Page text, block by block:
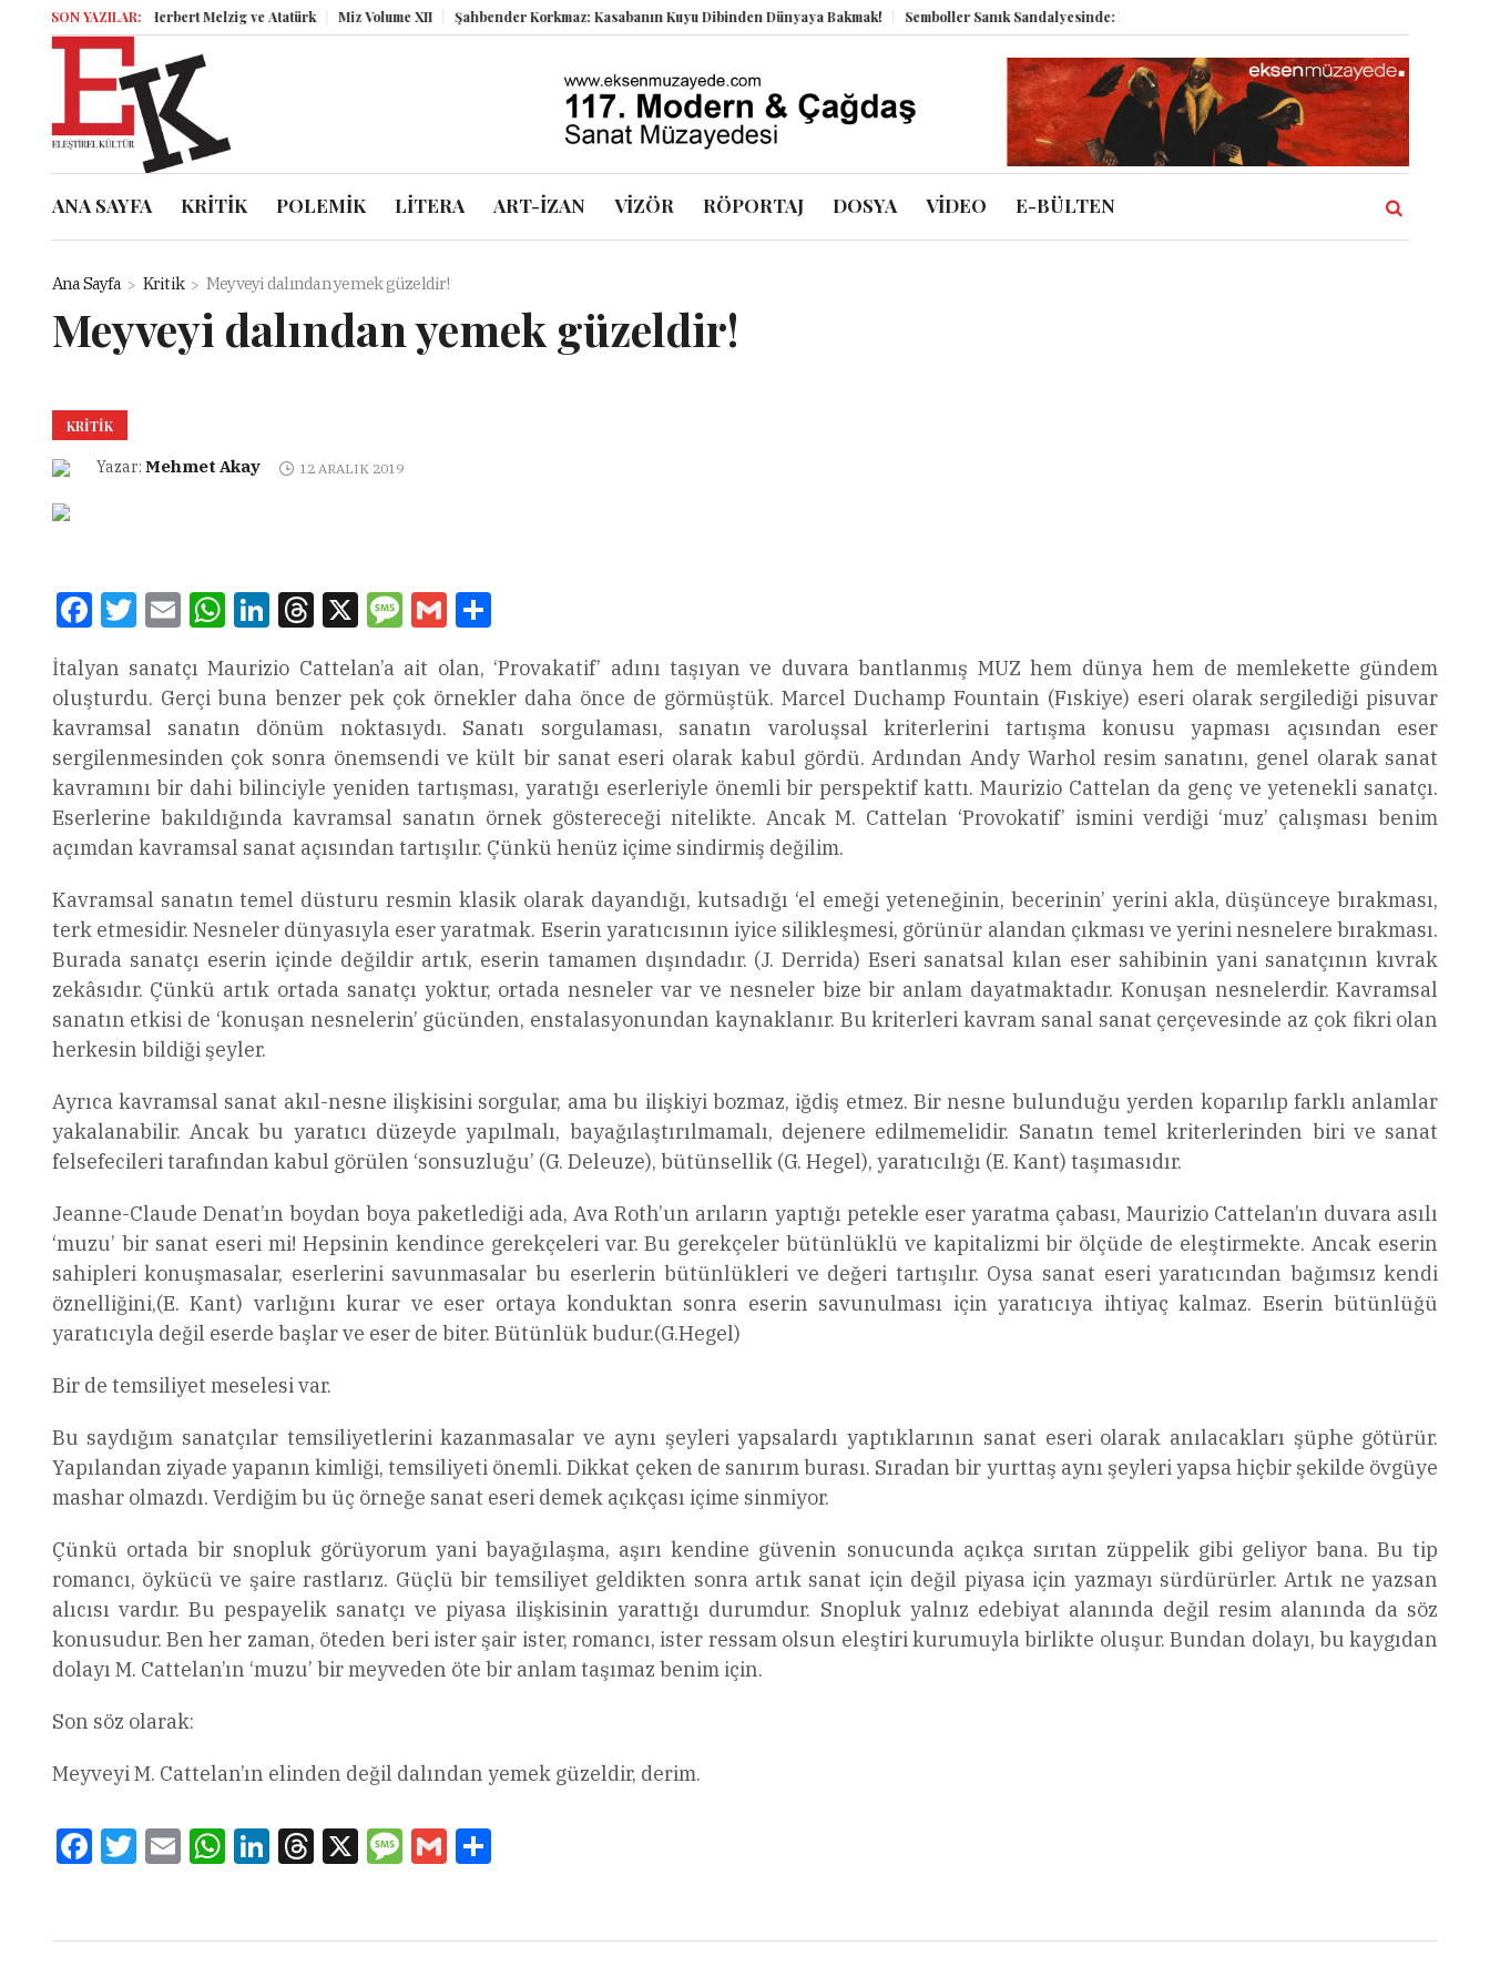
SON YAZILAR:Herbert Melzig ve Atatürk Miz Volume XII Şahbender Korkmaz: Kasabanın Kuyu Dibinden Dünyaya Bakmak! Semboller Sanık Sandalyesinde: Epstein vakası kadim tanrıları nasıl komplo kanıtına
ANA SAYFA KRİTİK POLEMİK LİTERA ART-İZAN VİZÖR RÖPORTAJ DOSYA VİDEO E-BÜLTEN
Ana Sayfa Kritik Meyveyi dalından yemek güzeldir!
Meyveyi dalından yemek güzeldir!
KRITIK
Yazar: Mehmet Akay 12 ARALIK 2019
FacebookTwitterEmail WhatsAppLinkedInThreads
X Message
Gmail
İtalyan sanatçı Maurizio Cattelan’a ait olan, ‘Provakatif’ adını taşıyan ve duvara bantlanmış MUZ hem dünya hem de memlekette gündem
oluşturdu. Gerçi buna benzer pek çok örnekler daha önce de görmüştük. Marcel Duchamp Fountain (Fıskiye) eseri olarak sergilediği pisuvar
kavramsal sanatın dönüm noktasıydı. Sanatı sorgulaması, sanatın varoluşsal kriterlerini tartışma konusu yapması açısından eser
sergilenmesinden çok sonra önemsendi ve kült bir sanat eseri olarak kabul gördü. Ardından Andy Warhol resim sanatını, genel olarak sanat
kavramını bir dahi bilinciyle yeniden tartışması, yaratığı eserleriyle önemli bir perspektif kattı. Maurizio Cattelan da genç ve yetenekli sanatçı.
Eserlerine bakıldığında kavramsal sanatın örnek göstereceği nitelikte. Ancak M. Cattelan ‘Provokatif’ ismini verdiği ‘muz’ çalışması benim
açımdan kavramsal sanat açısından tartışılır. Çünkü henüz içime sindirmiş değilim.
Kavramsal sanatın temel düsturu resmin klasik olarak dayandığı, kutsadığı ‘el emeği yeteneğinin, becerinin’ yerini akla, düşünceye bırakması,
terk etmesidir. Nesneler dünyasıyla eser yaratmak. Eserin yaratıcısının iyice silikleşmesi, görünür alandan çıkması ve yerini nesnelere bırakması.
Burada sanatçı eserin içinde değildir artık, eserin tamamen dışındadır. (J. Derrida) Eseri sanatsal kılan eser sahibinin yani sanatçının kıvrak
zekâsıdır. Çünkü artık ortada sanatçı yoktur, ortada nesneler var ve nesneler bize bir anlam dayatmaktadır. Konuşan nesnelerdir. Kavramsal
sanatın etkisi de ‘konuşan nesnelerin’ gücünden, enstalasyonundan kaynaklanır. Bu kriterleri kavram sanal sanat çerçevesinde az çok fikri olan
herkesin bildiği şeyler.
Ayrıca kavramsal sanat akıl-nesne ilişkisini sorgular, ama bu ilişkiyi bozmaz, iğdiş etmez. Bir nesne bulunduğu yerden koparılıp farklı anlamlar
yakalanabilir. Ancak bu yaratıcı düzeyde yapılmalı, bayağılaştırılmamalı, dejenere edilmemelidir. Sanatın temel kriterlerinden biri ve sanat
felsefecileri tarafından kabul görülen ‘sonsuzluğu’ (G. Deleuze), bütünsellik (G. Hegel), yaratıcılığı (E. Kant) taşımasıdır.
Jeanne-Claude Denat’ın boydan boya paketlediği ada, Ava Roth’un arıların yaptığı petekle eser yaratma çabası, Maurizio Cattelan’ın duvara asılı
‘muzu’ bir sanat eseri mi! Hepsinin kendince gerekçeleri var. Bu gerekçeler bütünlüklü ve kapitalizmi bir ölçüde de eleştirmekte. Ancak eserin
sahipleri konuşmasalar, eserlerini savunmasalar bu eserlerin bütünlükleri ve değeri tartışılır. Oysa sanat eseri yaratıcından bağımsız kendi
öznelliğini,(E. Kant) varlığını kurar ve eser ortaya konduktan sonra eserin savunulması için yaratıcıya ihtiyaç kalmaz. Eserin bütünlüğü
yaratıcıyla değil eserde başlar ve eser de biter. Bütünlük budur.(G.Hegel)
Bir de temsiliyet meselesi var.
Bu saydığım sanatçılar temsiliyetlerini kazanmasalar ve aynı şeyleri yapsalardı yaptıklarının sanat eseri olarak anılacakları şüphe götürür.
Yapılandan ziyade yapanın kimliği, temsiliyeti önemli. Dikkat çeken de sanırım burası. Sıradan bir yurttaş aynı şeyleri yapsa hiçbir şekilde övgüye
mashar olmazdı. Verdiğim bu üç örneğe sanat eseri demek açıkçası içime sinmiyor.
Çünkü ortada bir snopluk görüyorum yani bayağılaşma, aşırı kendine güvenin sonucunda açıkça sırıtan züppelik gibi geliyor bana. Bu tip
romancı, öykücü ve şaire rastlarız. Güçlü bir temsiliyet geldikten sonra artık sanat için değil piyasa için yazmayı sürdürürler. Artık ne yazsan
alıcısı vardır. Bu pespayelik sanatçı ve piyasa ilişkisinin yarattığı durumdur. Snopluk yalnız edebiyat alanında değil resim alanında da söz
konusudur. Ben her zaman, öteden beri ister şair ister, romancı, ister ressam olsun eleştiri kurumuyla birlikte oluşur. Bundan dolayı, bu kaygıdan
dolayı M. Cattelan’ın ‘muzu’ bir meyveden öte bir anlam taşımaz benim için.
Son söz olarak:
Meyveyi M. Cattelan’ın elinden değil dalından yemek güzeldir, derim.
FacebookTwitterEmail WhatsAppLinkedInThreads
X Message
Gmail